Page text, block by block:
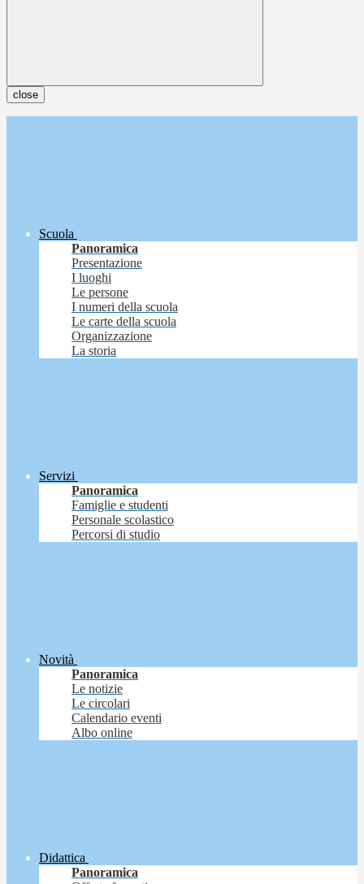
close
Scuola
Panoramica
Presentazione
I luoghi
Le persone
I numeri della scuola
Le carte della scuola
Organizzazione
La storia
Servizi
Panoramica
Famiglie e studenti
Personale scolastico
Percorsi di studio
Novità
Panoramica
Le notizie
Le circolari
Calendario eventi
Albo online
Didattica
Panoramica